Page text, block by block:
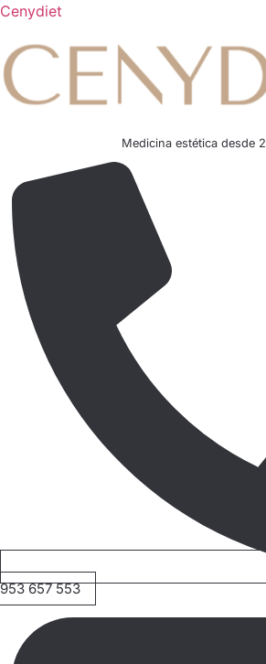
Cenydiet
Medicina estética desde
953 657 553